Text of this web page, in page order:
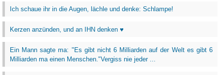
Ich schaue ihr in die Augen, lächle und denke: Schlampe!
Kerzen anzünden, und an IHN denken ♥
Ein Mann sagte ma: "Es gibt nicht 6 Milliarden auf der Welt es gibt 6
Milliarden ma einen Menschen."Vergiss nie jeder ...